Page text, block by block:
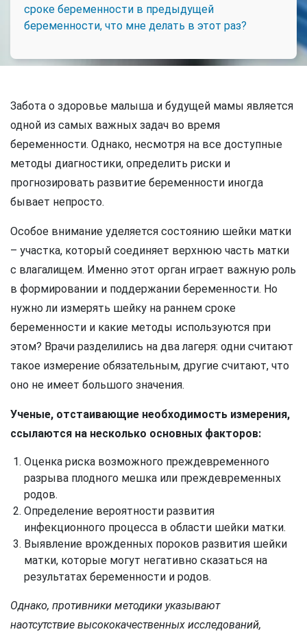
сроке беременности в предыдущей
беременности, что мне делать в этот раз?
Забота о здоровье малыша и будущей мамы является
одной из самых важных задач во время
беременности. Однако, несмотря на все доступные
методы диагностики, определить риски и
прогнозировать развитие беременности иногда
бывает непросто.
Особое внимание уделяется состоянию шейки матки
– участка, который соединяет верхнюю часть матки
с влагалищем. Именно этот орган играет важную роль
в формировании и поддержании беременности. Но
нужно ли измерять шейку на раннем сроке
беременности и какие методы используются при
этом? Врачи разделились на два лагеря: одни считают
такое измерение обязательным, другие считают, что
оно не имеет большого значения.
Ученые, отстаивающие необходимость измерения,
ссылаются на несколько основных факторов:
Оценка риска возможного преждевременного
разрыва плодного мешка или преждевременных
родов.
Определение вероятности развития
инфекционного процесса в области шейки матки.
Выявление врожденных пороков развития шейки
матки, которые могут негативно сказаться на
результатах беременности и родов.
Однако, противники методики указывают
наотсутствие высококачественных исследований,